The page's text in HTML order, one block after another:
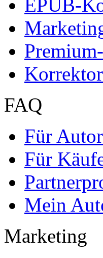
EPUB-
FAQ
Für
Für
Mein
Marketing